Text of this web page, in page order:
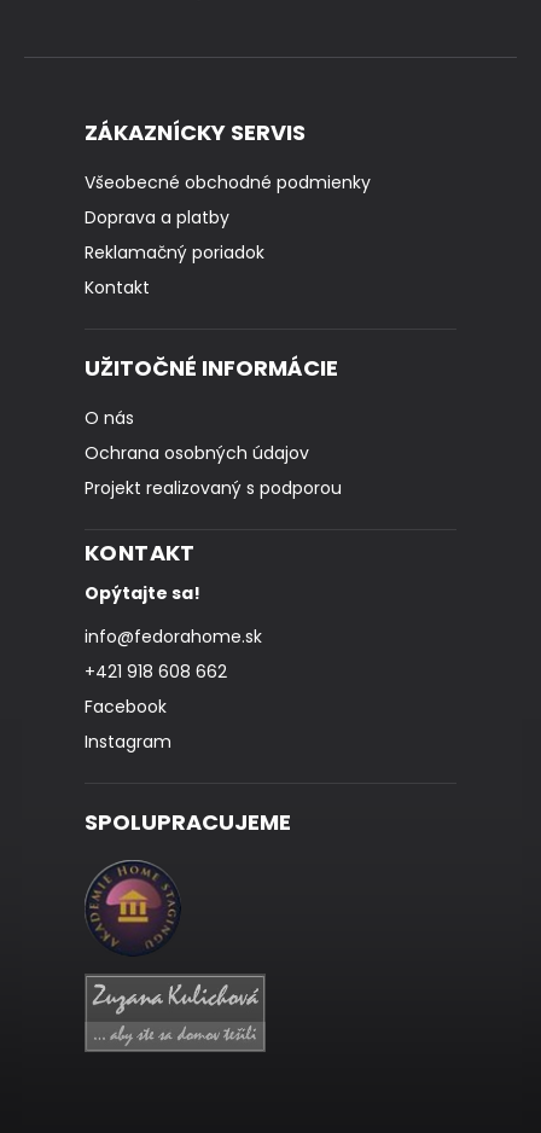
ZÁKAZNÍCKY SERVIS
Všeobecné obchodné podmienky
Doprava a platby
Reklamačný poriadok
Kontakt
UŽITOČNÉ INFORMÁCIE
O nás
Ochrana osobných údajov
Projekt realizovaný s podporou
KONTAKT
Opýtajte sa!
info@fedorahome.sk
+421 918 608 662
Facebook
Instagram
SPOLUPRACUJEME